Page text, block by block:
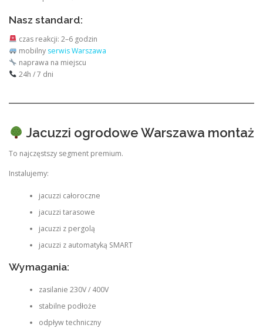
Nasz standard:
czas reakcji: 2–6 godzin
mobilny serwis Warszawa
naprawa na miejscu
24h / 7 dni
Jacuzzi ogrodowe Warszawa montaż
To najczęstszy segment premium.
Instalujemy:
jacuzzi całoroczne
jacuzzi tarasowe
jacuzzi z pergolą
jacuzzi z automatyką SMART
Wymagania:
zasilanie 230V / 400V
stabilne podłoże
odpływ techniczny